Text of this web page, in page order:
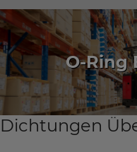
O-Ring
Dichtungen